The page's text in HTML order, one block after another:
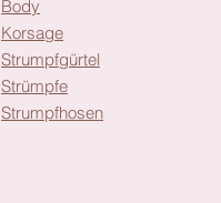
Body
Korsage
Strumpfgürtel
Strümpfe
Strumpfhosen